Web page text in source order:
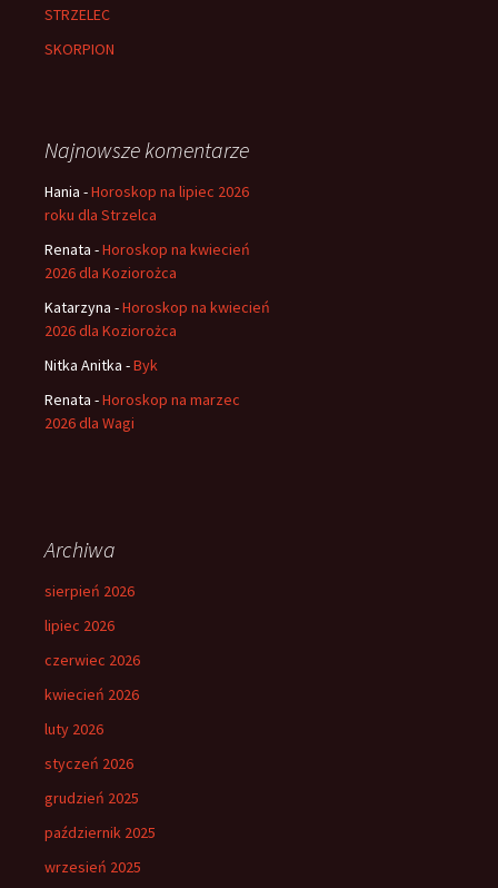
STRZELEC
SKORPION
Najnowsze komentarze
Hania -Horoskop na lipiec 2026
roku dla Strzelca
Renata -Horoskop na kwiecień
2026 dla Koziorożca
Katarzyna -Horoskop na kwiecień
2026 dla Koziorożca
Nitka Anitka -Byk
Renata -Horoskop na marzec
2026 dla Wagi
Archiwa
sierpień 2026
lipiec 2026
czerwiec 2026
kwiecień 2026
luty 2026
styczeń 2026
grudzień 2025
październik 2025
wrzesień 2025